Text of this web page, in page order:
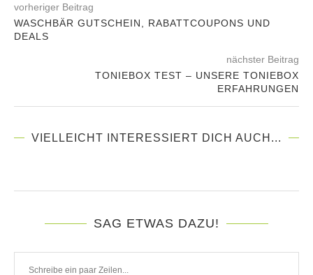
vorheriger Beitrag
WASCHBÄR GUTSCHEIN, RABATTCOUPONS UND
DEALS
nächster Beitrag
TONIEBOX TEST – UNSERE TONIEBOX
ERFAHRUNGEN
VIELLEICHT INTERESSIERT DICH AUCH...
SAG ETWAS DAZU!